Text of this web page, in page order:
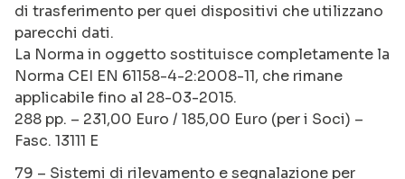
di trasferimento per quei dispositivi che utilizzano
parecchi dati.
La Norma in oggetto sostituisce completamente la
Norma CEI EN 61158-4-2:2008-11, che rimane
applicabile fino al 28-03-2015.
288 pp. – 231,00 Euro / 185,00 Euro (per i Soci) –
Fasc. 13111 E
79 – Sistemi di rilevamento e segnalazione per